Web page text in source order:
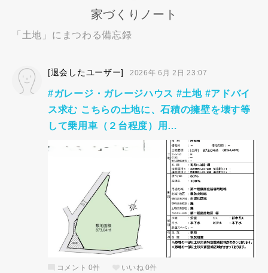
家づくりノート
「土地」にまつわる備忘録
[退会したユーザー] 2026年 6月 2日 23:07
#ガレージ・ガレージハウス #土地 #アドバイ
ス求む こちらの土地に、石積の擁壁を壊す等
して乗用車（２台程度）用…
コメント 0件 いいね 0件